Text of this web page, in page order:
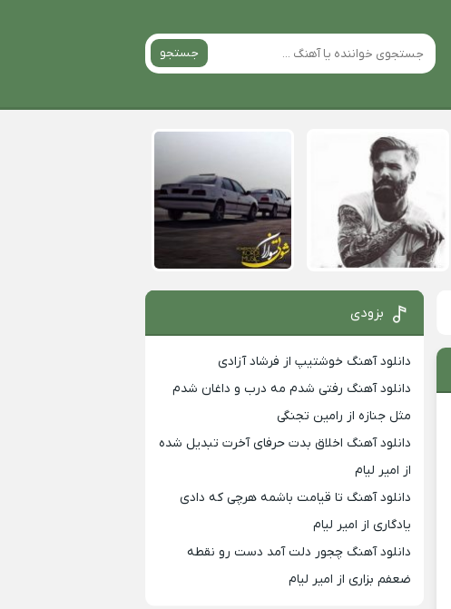
جستجو
بزودی
دانلود آهنگ خوشتیپ از فرشاد آزادی
دانلود آهنگ رفتی شدم مه درب و داغان شدم
مثل جنازه از رامین تجنگی
دانلود آهنگ اخلاق بدت حرفای آخرت تبدیل شده
از امیر لیام
دانلود آهنگ تا قیامت باشمه هرچی که دادی
یادگاری از امیر لیام
دانلود آهنگ چجور دلت آمد دست رو نقطه
ضعفم بزاری از امیر لیام